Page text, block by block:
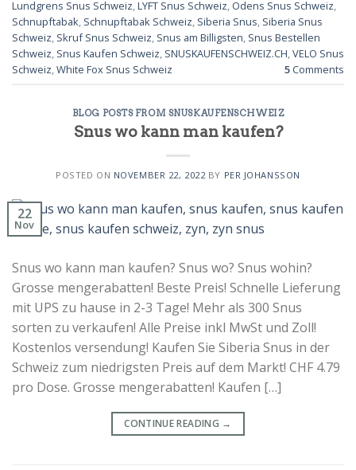
Lundgrens Snus Schweiz,LYFT Snus Schweiz, Odens Snus Schweiz,
Schnupftabak, Schnupftabak Schweiz, Siberia Snus, Siberia Snus
Schweiz, Skruf Snus Schweiz, Snus am Billigsten, Snus Bestellen
Schweiz, Snus Kaufen Schweiz, SNUSKAUFENSCHWEIZ.CH,VELO Snus
Schweiz,White Fox Snus Schweiz 5 Comments
BLOG POSTS FROM SNUSKAUFENSCHWEIZ
Snus wo kann man kaufen?
POSTED ON NOVEMBER 22, 2022 BY PER JOHANSSON
22
Nov
Snus wo kann man kaufen? Snus wo? Snus wohin?
Grosse mengerabatten! Beste Preis! Schnelle Lieferung
mit UPS zu hause in 2-3 Tage! Mehr als 300 Snus
sorten zu verkaufen! Alle Preise inkl MwSt und Zoll!
Kostenlos versendung! Kaufen Sie Siberia Snus in der
Schweiz zum niedrigsten Preis auf dem Markt! CHF 4.79
pro Dose. Grosse mengerabatten! Kaufen […]
CONTINUE READING →